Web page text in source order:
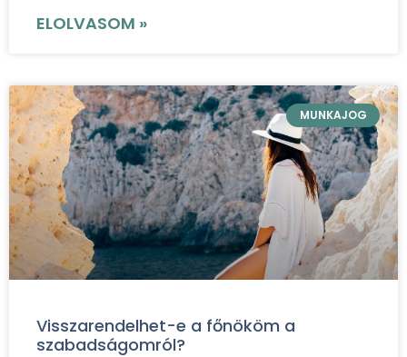
ELOLVASOM »
MUNKAJOG
Visszarendelhet-e a főnököm a
szabadságomról?